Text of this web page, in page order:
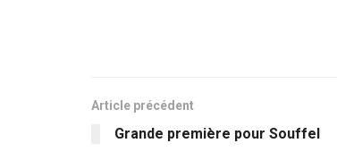
Article précédent
Grande première pour Souffel